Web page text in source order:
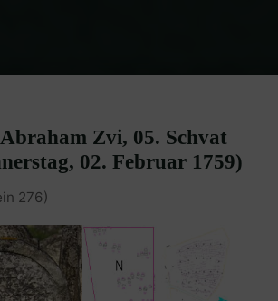
Zvi, 05. Schvat
02. Februar 1759)
276)